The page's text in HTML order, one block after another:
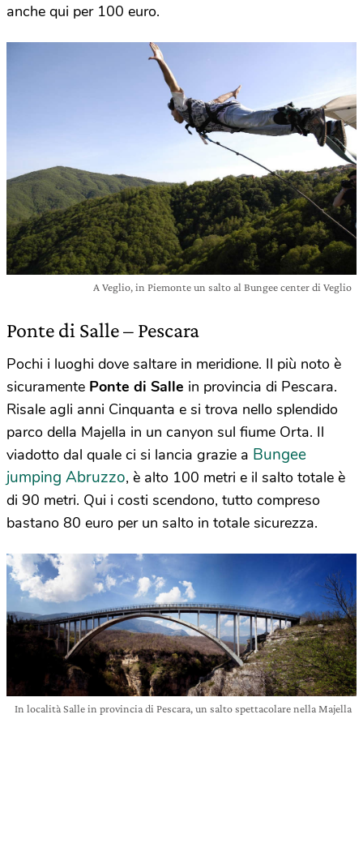
anche qui per 100 euro.
A Veglio, in Piemonte un salto al Bungee center di Veglio
Ponte di Salle – Pescara
Pochi i luoghi dove saltare in meridione. Il più noto è
sicuramente Ponte di Salle in provincia di Pescara.
Risale agli anni Cinquanta e si trova nello splendido
parco della Majella in un canyon sul fiume Orta. Il
viadotto dal quale ci si lancia grazie a Bungee
jumping Abruzzo, è alto 100 metri e il salto totale è
di 90 metri. Qui i costi scendono, tutto compreso
bastano 80 euro per un salto in totale sicurezza.
In località Salle in provincia di Pescara, un salto spettacolare nella Majella